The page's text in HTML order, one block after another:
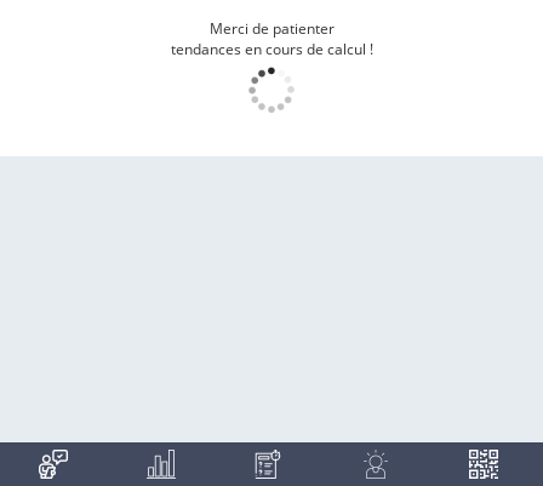
Merci de patienter
tendances en cours de calcul !